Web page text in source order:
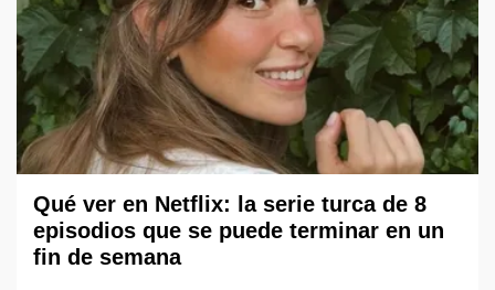
Qué ver en Netflix: la serie turca de 8
episodios que se puede terminar en un
fin de semana